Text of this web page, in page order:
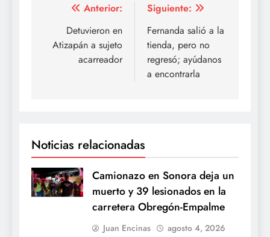
Navegación
entradas
Anterior:
Detuvieron en
Atizapán a sujeto
acarreador
Siguiente:
Fernanda salió a la
tienda, pero no
regresó; ayúdanos
a encontrarla
Noticias relacionadas
Camionazo en Sonora deja un
muerto y 39 lesionados en la
carretera Obregón-Empalme
Juan Encinas agosto 4, 2026